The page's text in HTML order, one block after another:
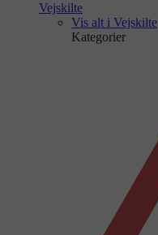
Vejskilte
Vis alt i Vejskilte
Kategorier